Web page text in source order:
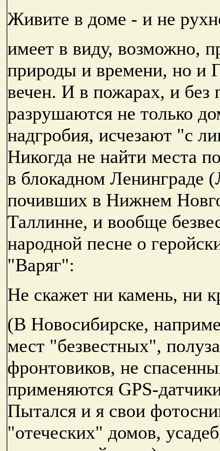
Живите в доме - и не
имеет в виду, возможно,
природы и времени, но и
вечен. И в пожарах, и
разрушаются не только
надгробия, исчезают "с
Никогда не найти места
в блокадном Ленинграде
почивших в Нижнем
Таллинне, и вообще
народной песне о
"Варяг":
Не скажет ни камень, ни
(В Новосибирске,
мест "безвестных",
фронтовиков, не
применяются GPS-
Пытался и я свои
"отеческих" домов,